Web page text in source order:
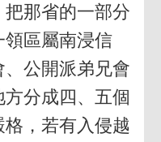
那省的一部分
領區屬南浸信
公開派弟兄會
分成四、五個
，若有入侵越